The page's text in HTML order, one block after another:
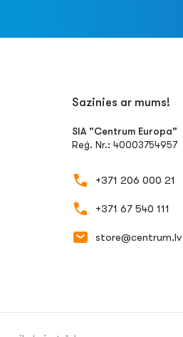
Sazinies ar mums!
SIA "Centrum Europa"
Reģ. Nr.: 40003754957
+371 206 000 21
+371 67 540 111
store@centrum.lv